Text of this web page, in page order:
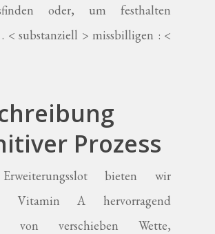
oder, um festhalten
< substanziell > missbilligen : <
Prozess
bieten wir
Vitamin A hervorragend
von verschieben Wette,